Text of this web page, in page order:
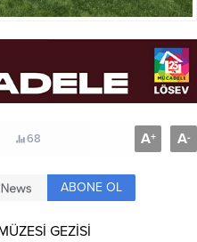
68 A+ A-
ABONE OL
GEZİSİ